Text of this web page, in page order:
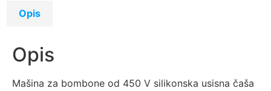
Opis
Opis
Mašina za bombone od 450 V silikonska usisna čaša